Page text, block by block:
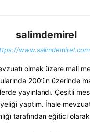
salimdemirel
olmak üzere mali
200’ün üzerinde
yayınlandı. Çeşitli
yaptım. İhale
tarafından eğitici